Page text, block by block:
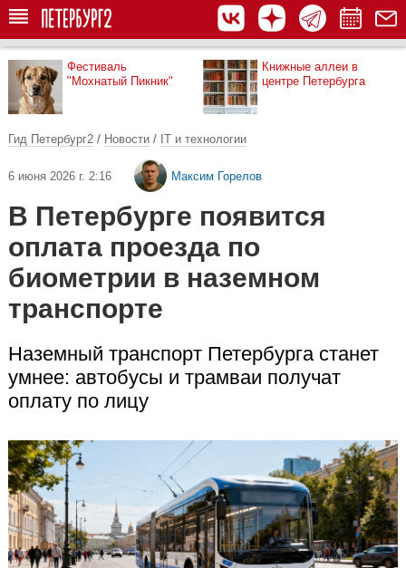
Фестиваль
"Мохнатый Пикник"
Книжные аллеи в
центре Петербурга
Гид Петербург2 / Новости / IT и технологии
6 июня 2026 г. 2:16 Максим Горелов
В Петербурге появится
оплата проезда по
биометрии в наземном
транспорте
Наземный транспорт Петербурга станет
умнее: автобусы и трамваи получат
оплату по лицу